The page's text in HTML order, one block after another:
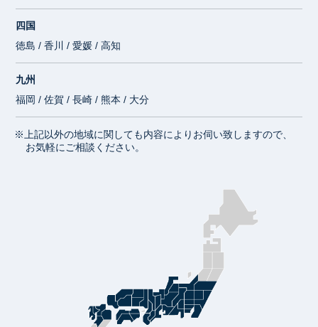
四国
徳島 / 香川 / 愛媛 / 高知
九州
福岡 / 佐賀 / 長崎 / 熊本 / 大分
※上記以外の地域に関しても内容によりお伺い致しますので、
お気軽にご相談ください。